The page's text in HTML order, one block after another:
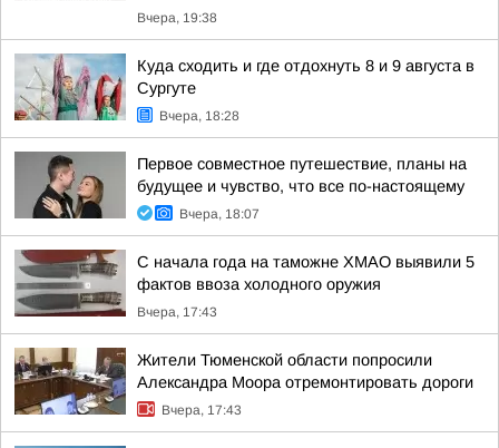
Вчера, 19:38
Куда сходить и где отдохнуть 8 и 9 августа в
Сургуте
Вчера, 18:28
Первое совместное путешествие, планы на
будущее и чувство, что все по-настоящему
Вчера, 18:07
С начала года на таможне ХМАО выявили 5
фактов ввоза холодного оружия
Вчера, 17:43
Жители Тюменской области попросили
Александра Моора отремонтировать дороги
Вчера, 17:43